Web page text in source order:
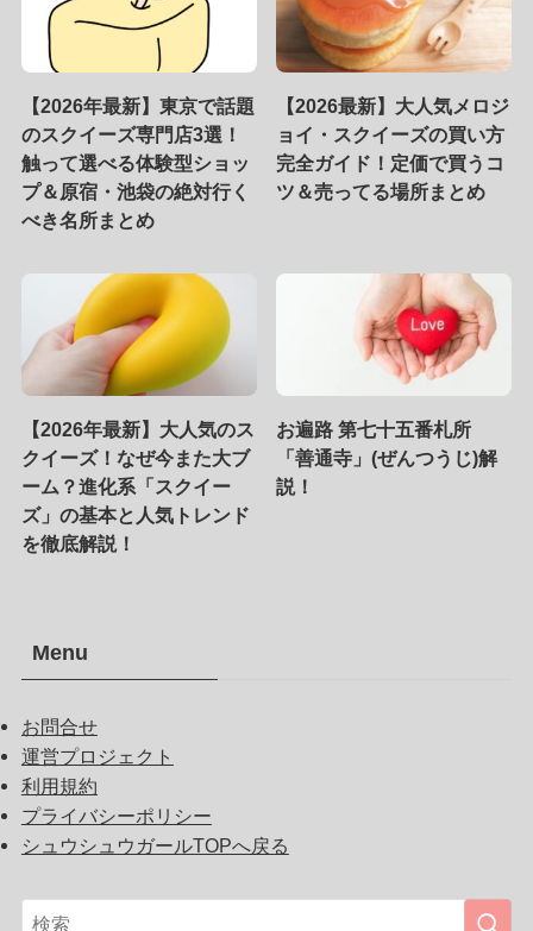
【2026年最新】東京で話題
のスクイーズ専門店3選！
触って選べる体験型ショッ
プ＆原宿・池袋の絶対行く
べき名所まとめ
【2026最新】大人気メロジ
ョイ・スクイーズの買い方
完全ガイド！定価で買うコ
ツ＆売ってる場所まとめ
【2026年最新】大人気のス
クイーズ！なぜ今また大ブ
ーム？進化系「スクイー
ズ」の基本と人気トレンド
を徹底解説！
お遍路 第七十五番札所
「善通寺」(ぜんつうじ)解
説！
Menu
お問合せ
運営プロジェクト
利用規約
プライバシーポリシー
シュウシュウガールTOPへ戻る